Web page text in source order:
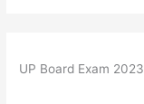
UP Board Exam 2023